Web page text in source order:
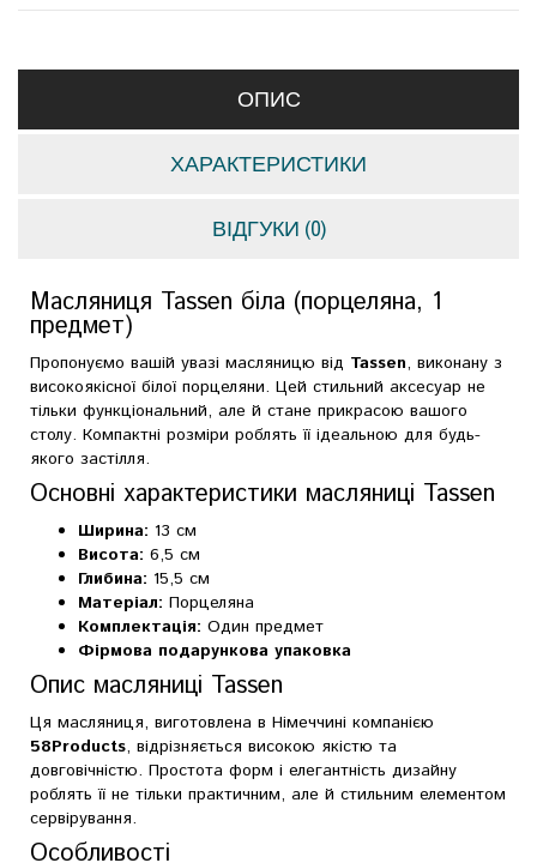
ОПИС
ХАРАКТЕРИСТИКИ
ВІДГУКИ (0)
Масляниця Tassen біла (порцеляна, 1
предмет)
Пропонуємо вашій увазі масляницю від Tassen, виконану з
високоякісної білої порцеляни. Цей стильний аксесуар не
тільки функціональний, але й стане прикрасою вашого
столу. Компактні розміри роблять її ідеальною для будь-
якого застілля.
Основні характеристики масляниці Tassen
Ширина: 13 см
Висота: 6,5 см
Глибина: 15,5 см
Матеріал: Порцеляна
Комплектація: Один предмет
Фірмова подарункова упаковка
Опис масляниці Tassen
Ця масляниця, виготовлена в Німеччині компанією
58Products, відрізняється високою якістю та
довговічністю. Простота форм і елегантність дизайну
роблять її не тільки практичним, але й стильним елементом
сервірування.
Особливості